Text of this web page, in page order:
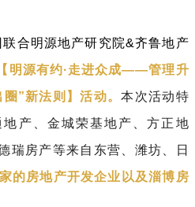
联合明源地产研究院&齐鲁地产
【明源有约·走进众成——管理升
”新法则】活动。本次活动特
产、金城荣基地产、方正地
瑞房产等来自东营、潍坊、日
的房地产开发企业以及淄博房